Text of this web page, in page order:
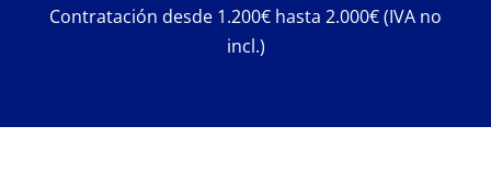
Contratación desde 1.200€ hasta 2.000€ (IVA no
incl.)